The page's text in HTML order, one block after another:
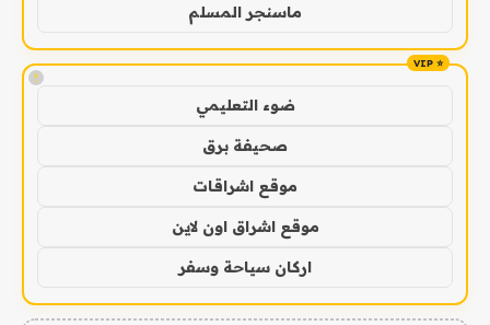
ماسنجر المسلم
!
ضوء التعليمي
صحيفة برق
موقع اشراقات
موقع اشراق اون لاين
اركان سياحة وسفر